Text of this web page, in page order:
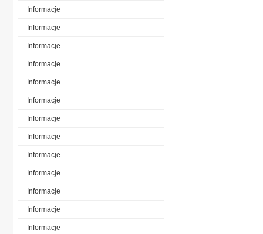
Informacje
Informacje
Informacje
Informacje
Informacje
Informacje
Informacje
Informacje
Informacje
Informacje
Informacje
Informacje
Informacje